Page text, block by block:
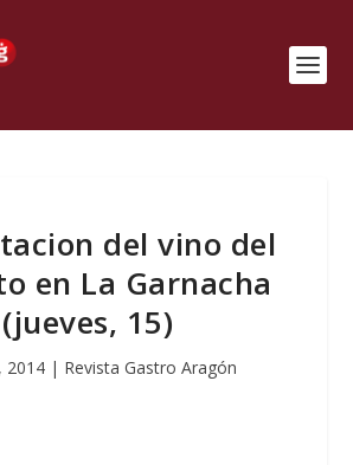
del vino del
en La Garnacha
(jueves, 15)
2014| Revista Gastro Aragón